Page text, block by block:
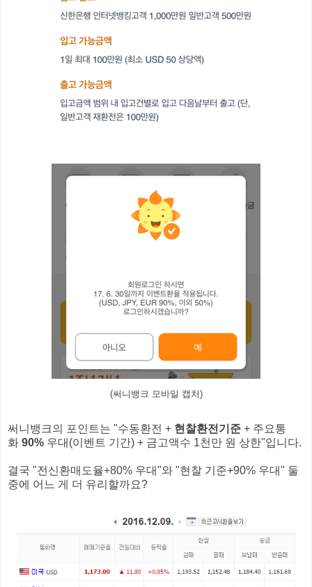
(써니뱅크 모바일 캡처)
써니뱅크의 포인트는 "수동환전 + 현찰환전기준 + 주요통
화 90% 우대(이벤트 기간) + 금고액수 1천만 원 상한"입니다.
결국 "전신환매도율+80% 우대"와 "현찰 기준+90% 우대" 둘
중에 어느 게 더 유리할까요?